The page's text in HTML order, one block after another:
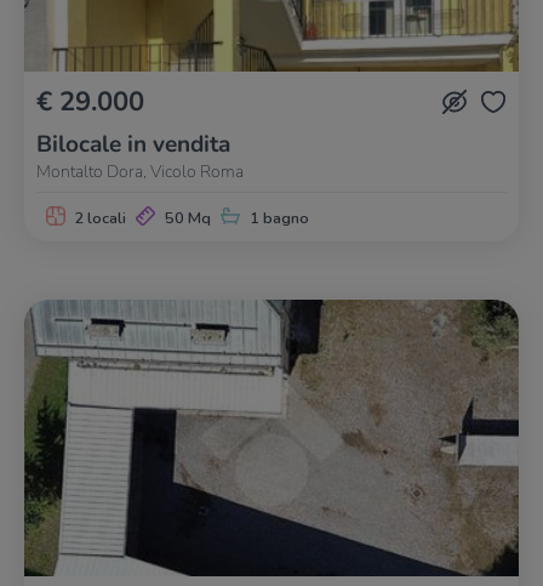
€ 29.000
Bilocale in vendita
Montalto Dora, Vicolo Roma
2 locali 50 Mq 1 bagno